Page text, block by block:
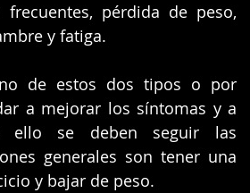
pérdida de peso,
y fatiga.
de estos dos tipos o por
a mejorar los síntomas y a
ello se deben seguir las
generales son tener una
y bajar de peso.